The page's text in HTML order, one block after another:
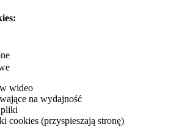
wideo
na wydajność
pliki
cookies (przyspieszają stronę)